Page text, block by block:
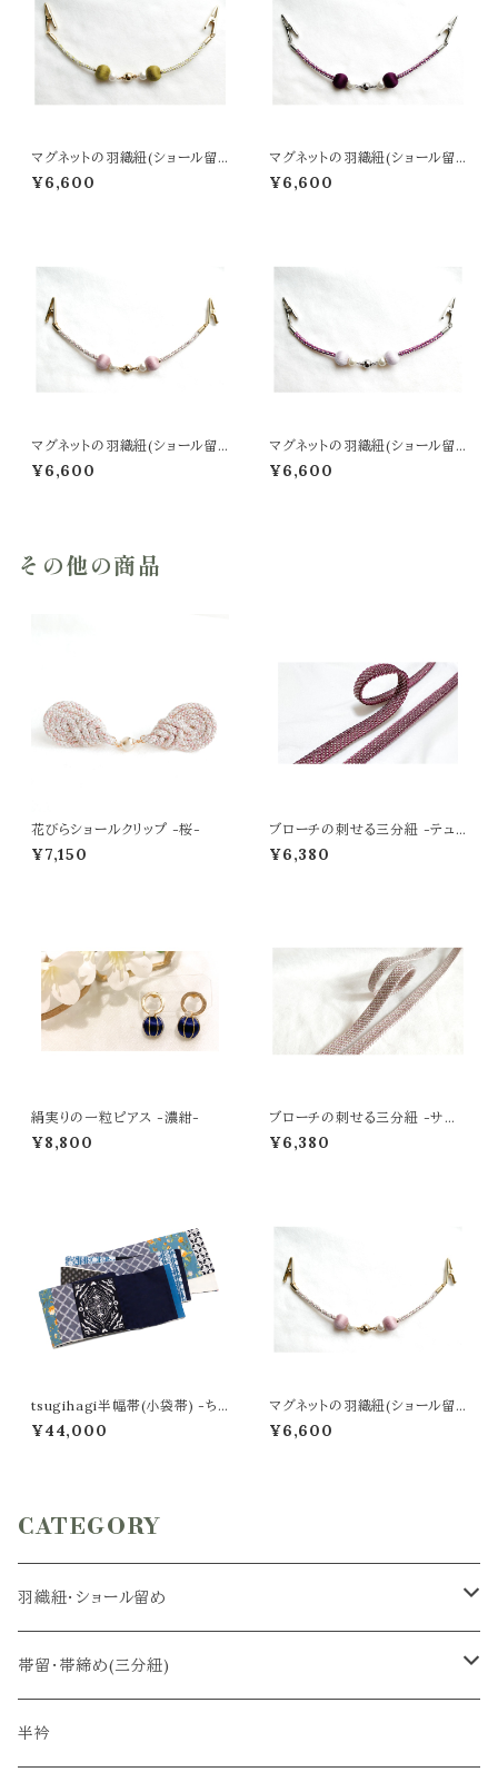
マグネットの羽織紐(ショール留
め) -抹茶-
¥6,600
マグネットの羽織紐(ショール留
め) -紫紺-
¥6,600
マグネットの羽織紐(ショール留
め) -薄紅梅-
¥6,600
マグネットの羽織紐(ショール留
め) -薄紫-
¥6,600
その他の商品
花びらショールクリップ -桜-
¥7,150
ブローチの刺せる三分紐 -テュリ
ップ ノアール-
¥6,380
絹実りの一粒ピアス -濃紺-
¥8,800
ブローチの刺せる三分紐 -サク
ラピンク-
¥6,380
tsugihagi半幅帯(小袋帯) -ちょ
うちょ×navy blue -
¥44,000
マグネットの羽織紐(ショール留
め) -薄紅梅-
¥6,600
CATEGORY
羽織紐・ショール留め
羽織紐
ショール留め
帯留・帯締め(三分紐)
帯留
半衿